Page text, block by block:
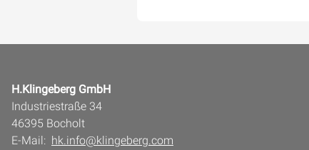
H.Klingeberg GmbH
Industriestraße 34
46395 Bocholt
E-Mail: hk.info@klingeberg.com